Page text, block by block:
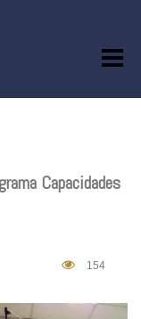
Capacidades
154